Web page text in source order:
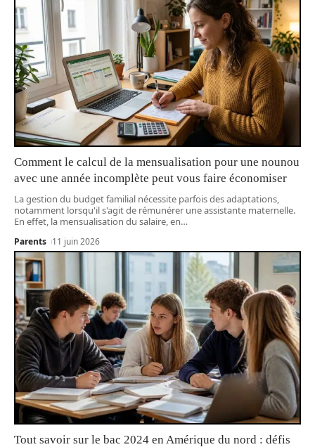
Comment le calcul de la mensualisation pour une nounou
avec une année incomplète peut vous faire économiser
La gestion du budget familial nécessite parfois des adaptations,
notamment lorsqu'il s'agit de rémunérer une assistante maternelle.
En effet, la mensualisation du salaire, en…
Parents 11 juin 2026
Tout savoir sur le bac 2024 en Amérique du nord : défis